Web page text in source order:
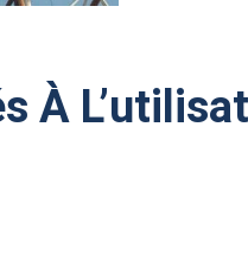
À